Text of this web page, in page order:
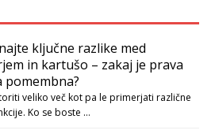
ključne razlike med
in kartušo – zakaj je prava
pomembna?
veliko več kot pa le primerjati različne
Ko se boste …